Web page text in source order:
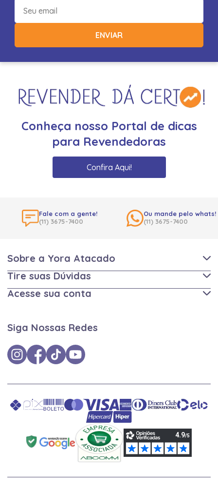
ENVIAR
Conheça nosso Portal de dicas
para Revendedoras
Confira Aqui!
Fale com a gente!
(11) 3675-7400
Ou mande pelo whats!
(11) 3675-7400
Sobre a Yora Atacado
Tire suas Dúvidas
Acesse sua conta
Siga Nossas Redes